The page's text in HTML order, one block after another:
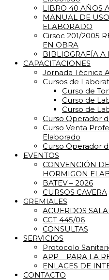
LIBRO 40 AÑOS
MANUAL DE
ELABORADO
Cirsoc 201/2005
EN OBRA
BIBLIOGRAFÍA A
CAPACITACIONES
Jornada Técnica
Cursos de
Curso de
Curso de
Curso de
Curso Operador
Curso Venta
Elaborado
Curso Operador
EVENTOS
CONVENCIÓN
HORMIGON
BATEV – 2026
CURSOS CAVERA
GREMIALES
ACUERDOS
CCT 445/06
CONSULTAS
SERVICIOS
Protocolo
APP – PARA LA
ENLACES DE
CONTACTO